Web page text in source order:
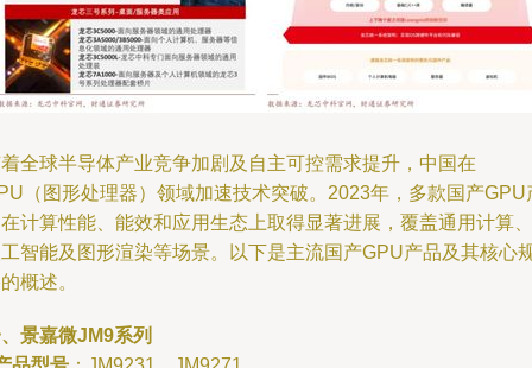
全球半导体产业竞争加剧及自主可控需求提升，中国在
（图形处理器）领域加速技术突破。2023年，多款国产GPU
计算性能、能效和应用生态上取得显著进展，覆盖通用计算、
智能及图形渲染等场景。以下是主流国产GPU产品及其核心
概述。
景嘉微JM9系列